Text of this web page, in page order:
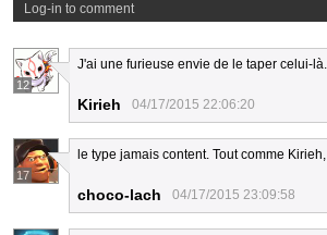
Log-in to comment
12
J'ai une furieuse envie de le taper celui-
Kirieh 04/17/2015 22:06:20
17
le type jamais content. Tout comme
choco-lach 04/17/2015 23:09:58